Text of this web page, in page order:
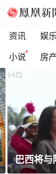
资讯 娱乐
小说
房产
一条